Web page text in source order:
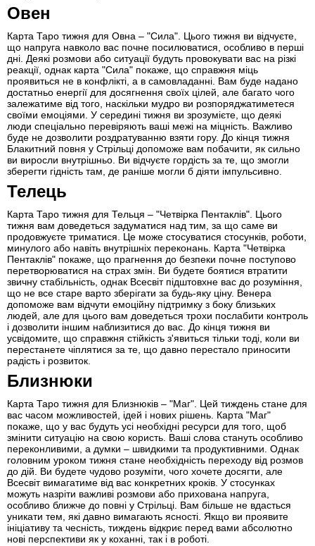
Овен
Карта Таро тижня для Овна – "Сила". Цього тижня ви відчуєте,
що напруга навколо вас почне посилюватися, особливо в перші
дні. Деякі розмови або ситуації будуть провокувати вас на різкі
реакції, однак карта "Сила" покаже, що справжня міць
проявиться не в конфлікті, а в самовладанні. Вам буде надано
достатньо енергії для досягнення своїх цілей, але багато чого
залежатиме від того, наскільки мудро ви розпоряджатиметеся
своїми емоціями. У середині тижня ви зрозумієте, що деякі
люди спеціально перевіряють ваші межі на міцність. Важливо
буде не дозволити роздратуванню взяти гору. До кінця тижня
Блакитний повня у Стрільці допоможе вам побачити, як сильно
ви виросли внутрішньо. Ви відчуєте гордість за те, що змогли
зберегти гідність там, де раніше могли б діяти імпульсивно.
Телець
Карта Таро тижня для Тельця – "Четвірка Пентаклів". Цього
тижня вам доведеться задуматися над тим, за що саме ви
продовжуєте триматися. Це може стосуватися стосунків, роботи,
минулого або навіть внутрішніх переконань. Карта "Четвірка
Пентаклів" покаже, що прагнення до безпеки почне поступово
перетворюватися на страх змін. Ви будете боятися втратити
звичну стабільність, однак Всесвіт підштовхне вас до розуміння,
що не все старе варто зберігати за будь-яку ціну. Венера
допоможе вам відчути емоційну підтримку з боку близьких
людей, але для цього вам доведеться трохи послабити контроль
і дозволити іншим наблизитися до вас. До кінця тижня ви
усвідомите, що справжня стійкість з'явиться тільки тоді, коли ви
перестанете чіплятися за те, що давно перестало приносити
радість і розвиток.
Близнюки
Карта Таро тижня для Близнюків – "Маг". Цей тиждень стане для
вас часом можливостей, ідей і нових рішень. Карта "Маг"
покаже, що у вас будуть усі необхідні ресурси для того, щоб
змінити ситуацію на свою користь. Ваші слова стануть особливо
переконливими, а думки – швидкими та продуктивними. Однак
головним уроком тижня стане необхідність переходу від розмов
до дій. Ви будете чудово розуміти, чого хочете досягти, але
Всесвіт вимагатиме від вас конкретних кроків. У стосунках
можуть назріти важливі розмови або прихована напруга,
особливо ближче до повні у Стрільці. Вам більше не вдасться
уникати тем, які давно вимагають ясності. Якщо ви проявите
ініціативу та чесність, тиждень відкриє перед вами абсолютно
нові перспективи як у коханні, так і в роботі.